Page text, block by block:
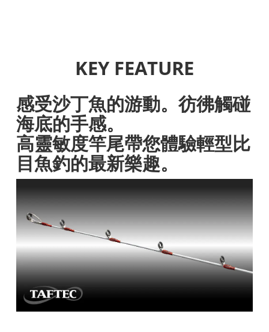
KEY FEATURE
感受沙丁魚的游動。彷彿觸碰
海底的手感。
高靈敏度竿尾帶您體驗輕型比
目魚釣的最新樂趣。